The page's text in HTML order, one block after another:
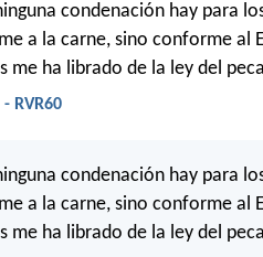
condenación hay para
a la carne, sino conforme al
me ha librado de la ley del
RVR60
condenación hay para
a la carne, sino conforme al
me ha librado de la ley del